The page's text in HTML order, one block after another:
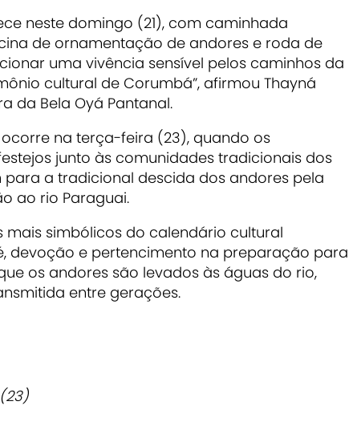
neste domingo (21), com caminhada
de ornamentação de andores e roda de
uma vivência sensível pelos caminhos da
cultural de Corumbá”, afirmou Thayná
da Bela Oyá Pantanal.
na terça-feira (23), quando os
junto às comunidades tradicionais dos
para a tradicional descida dos andores pela
ao rio Paraguai.
simbólicos do calendário cultural
devoção e pertencimento na preparação para
os andores são levados às águas do rio,
entre gerações.